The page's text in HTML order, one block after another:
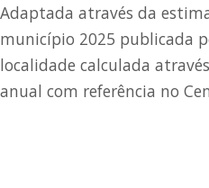
Adaptada através da
município 2025 publicada
localidade calculada
anual com referência no